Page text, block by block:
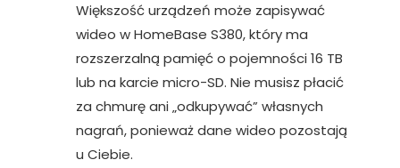
Większość urządzeń może zapisywać
wideo w HomeBase S380, który ma
rozszerzalną pamięć o pojemności 16 TB
lub na karcie micro-SD. Nie musisz płacić
za chmurę ani „odkupywać” własnych
nagrań, ponieważ dane wideo pozostają
u Ciebie.